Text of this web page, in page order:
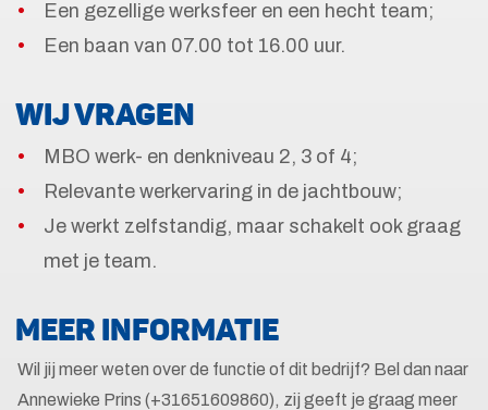
Een gezellige werksfeer en een hecht team;
Een baan van 07.00 tot 16.00 uur.
WIJ VRAGEN
MBO werk- en denkniveau 2, 3 of 4;
Relevante werkervaring in de jachtbouw;
Je werkt zelfstandig, maar schakelt ook graag
met je team.
MEER INFORMATIE
Wil jij meer weten over de functie of dit bedrijf? Bel dan naar
Annewieke Prins (+31651609860), zij geeft je graag meer